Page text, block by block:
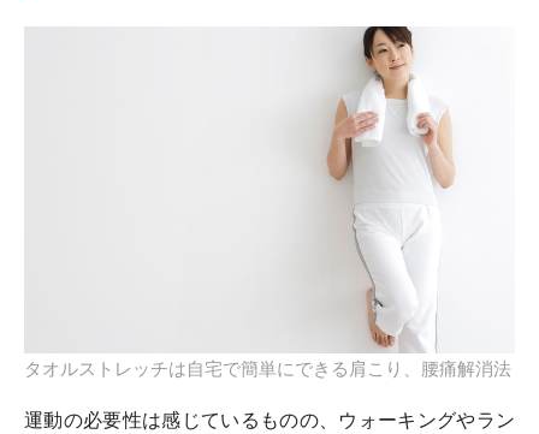
タオルストレッチは自宅で簡単にできる肩こり、腰痛解消法
運動の必要性は感じているものの、ウォーキングやラン